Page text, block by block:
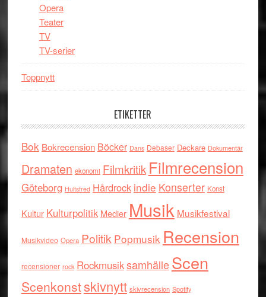
Opera
Teater
TV
TV-serier
Toppnytt
ETIKETTER
Bok Bokrecension Böcker Dans Debaser Deckare Dokumentär
Dramaten ekonomi Filmkritik Filmrecension
Göteborg Hultsfred Hårdrock indie Konserter Konst
Kultur Kulturpolitik Medier Musik Musikfestival
Musikvideo Opera Politik Popmusik Recension
recensioner rock RockmusiksamhälleScen
Scenkonstskivnytt skivrecension Spotify